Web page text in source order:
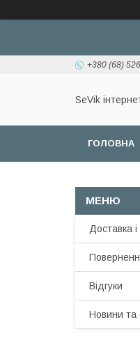
+380 (68)
SeVik
ГОЛОВНА
Доставка
Відгуки
Новини та